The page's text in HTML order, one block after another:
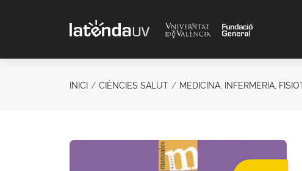
INICI CIÈNCIES SALUT MEDICINA, INFERMERIA,